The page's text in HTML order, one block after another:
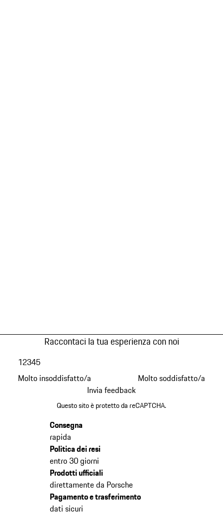
Raccontaci la tua esperienza con noi
Molto insoddisfatto/a
12345
Molto soddisfatto/a
Invia feedback
Questo sito è protetto da reCAPTCHA.
Consegna
rapida
Politica dei resi
entro 30 giorni
Prodotti ufficiali
direttamente da Porsche
Pagamento e trasferimento
dati sicuri